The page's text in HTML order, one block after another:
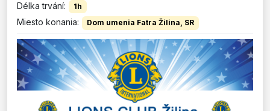
Délka trvání: 1h
Miesto konania: Dom umenia Fatra Žilina, SR